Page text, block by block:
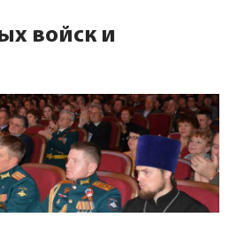
войск и